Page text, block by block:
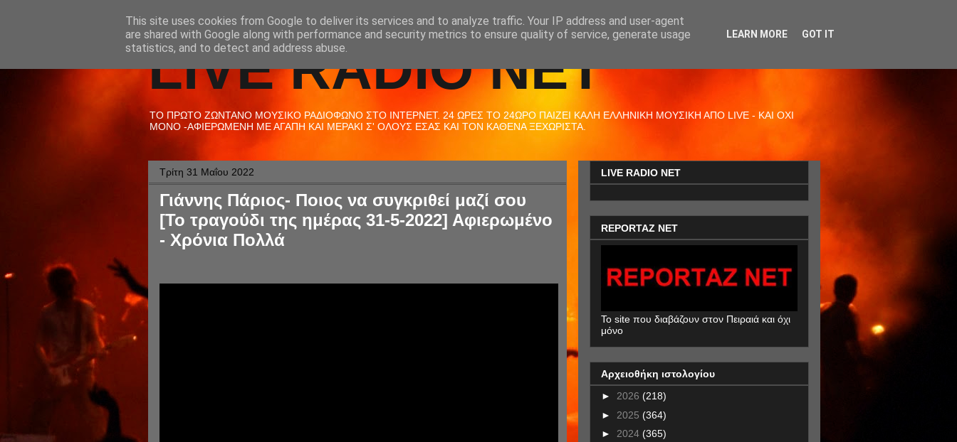
LIVE RADIO NET
ΤΟ ΠΡΩΤΟ ΖΩΝΤΑΝΟ ΜΟΥΣΙΚΟ ΡΑΔΙΟΦΩΝΟ ΣΤΟ ΙΝΤΕΡΝΕΤ. 24 ΩΡΕΣ ΤΟ 24ΩΡΟ ΠΑΙΖΕΙ ΚΑΛΗ ΕΛΛΗΝΙΚΗ ΜΟΥΣΙΚΗ ΑΠΟ LIVE - ΚΑΙ ΟΧΙ
ΜΟΝΟ -ΑΦΙΕΡΩΜΕΝΗ ΜΕ ΑΓΑΠΗ ΚΑΙ ΜΕΡΑΚΙ Σ' ΟΛΟΥΣ ΕΣΑΣ ΚΑΙ ΤΟΝ ΚΑΘΕΝΑ ΞΕΧΩΡΙΣΤΑ.
Τρίτη 31 Μαΐου 2022
Γιάννης Πάριος- Ποιος να συγκριθεί μαζί σου
[Το τραγούδι της ημέρας 31-5-2022] Αφιερωμένο
- Χρόνια Πολλά
LIVE RADIO NET
REPORTAZ NET
To site που διαβάζουν στον Πειραιά και όχι
μόνο
Αρχειοθήκη ιστολογίου
► 2026 (218)
► 2025 (364)
► 2024 (365)
This site uses cookies from Google to deliver its services and to analyze traffic. Your IP address and user-agent
are shared with Google along with performance and security metrics to ensure quality of service, generate usage
statistics, and to detect and address abuse.
LEARN MORE GOT IT